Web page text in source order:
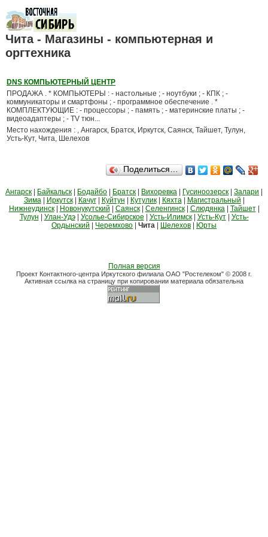
Чита - Магазины - компьютерная и
оргтехника
DNS КОМПЬЮТЕРНЫЙ ЦЕНТР
ПРОДАЖА . * КОМПЬЮТЕРЫ : - настольные ; - ноутбуки ; - КПК ; -
коммуникаторы и смартфоны ; - программное обеспечение . *
КОМПЛЕКТУЮЩИЕ : - процессоры ; - память ; - материнские платы ; -
видеоадаптеры ; - TV тюн...
Место нахождения : , Ангарск, Братск, Иркутск, Саянск, Тайшет, Тулун,
Усть-Кут, Чита, Шелехов
Поделиться…
Ангарск Байкальск Бодайбо Братск Вихоревка Гусиноозерск Залари
Зима| Иркутск| Качуг| Куйтун Кутулик| Кяхта| Магистральный
Нижнеудинск| Новонукутский Саянск| Селенгинск| Слюдянка| Тайшет|
Тулун
Улан-Удэ| Усолье-Сибирское Усть-Илимск| Усть-Кут| Усть-
Ордынский
Черемхово Чита Шелехов Юрты
Полная версия
Проект Контактного-центра Иркутского филиала ОАО "Ростелеком" © 2008 г.
Активная ссылка на страницу при копировании материала обязательна